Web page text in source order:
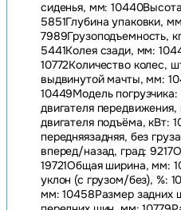
сиденья, мм:
5851Глубина упаковки,
7989Грузоподъемность,
5441Колея сзади, мм:
10772Количество колес,
выдвинутой мачты, мм:
10449Модель
двигателя
двигателя подъёма, кВт:
передняязадняя, без
вперед/назад, град:
19721Общая ширина, мм:
уклон (с грузом/без), %:
мм: 10458Размер задних